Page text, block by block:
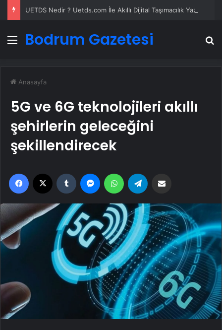
Menü
Bodrum Gazetesi
Anasayfa
5G ve 6G teknolojileri akıllı
şehirlerin geleceğini
şekillendirecek
Facebook Tumblr MessengerWhatsApp